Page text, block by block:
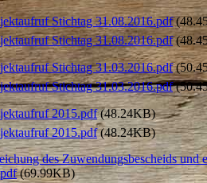
Stichtag 31.08.2016.pdf
Stichtag 31.08.2016.pdf
Stichtag 31.03.2016.pdf
Stichtag 31.03.2016.pdf
2015.pdf(48.24KB)
2015.pdf(48.24KB)
des Zuwendungsbescheids und
(69.99KB)